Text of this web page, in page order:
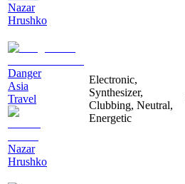
Nazar
Hrushko
Danger
Asia
Travel
Nazar
Hrushko
Electronic,
Synthesizer,
Clubbing, Neutral,
Energetic